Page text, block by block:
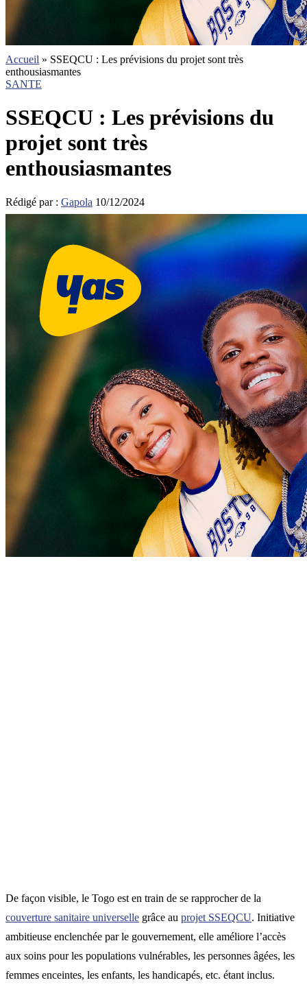
Accueil » SSEQCU : Les prévisions du projet sont très
enthousiasmantes
SANTE
SSEQCU : Les prévisions du
projet sont très
enthousiasmantes
Rédigé par : Gapola 10/12/2024
De façon visible, le Togo est en train de se rapprocher de la
couverture sanitaire universelle grâce au projet SSEQCU. Initiative
ambitieuse enclenchée par le gouvernement, elle améliore l’accès
aux soins pour les populations vulnérables, les personnes âgées, les
femmes enceintes, les enfants, les handicapés, etc. étant inclus.